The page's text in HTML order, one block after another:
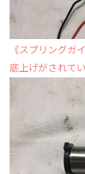
《スプリングガ
底上げがされて